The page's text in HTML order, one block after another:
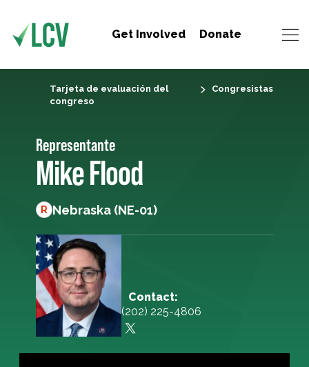
Get Involved Donate
Tarjeta de evaluación del
congreso
Congresistas
Representante
Mike Flood
R Nebraska (NE-01)
Contact:
(202) 225-4806